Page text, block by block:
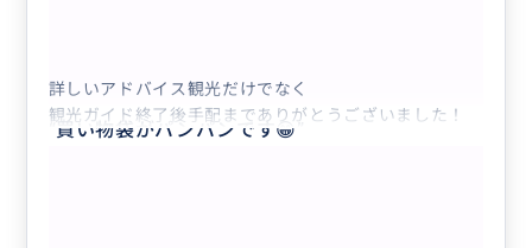
買い物袋がパンパンです😁
詳しいアドバイス観光だけでなく
観光ガイド終了後手配までありがとうございました！